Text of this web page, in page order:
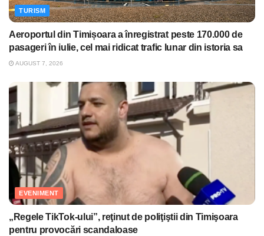
TURISM
Aeroportul din Timișoara a înregistrat peste 170.000 de
pasageri în iulie, cel mai ridicat trafic lunar din istoria sa
AUGUST 7, 2026
EVENIMENT
„Regele TikTok-ului”, reţinut de poliţiştii din Timişoara
pentru provocări scandaloase